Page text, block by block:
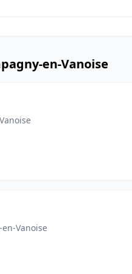
en-Vanoise
Vanoise